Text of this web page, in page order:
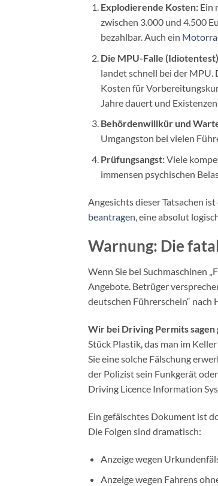
Explodierende Kosten:Ein
zwischen 3.000 und 4.500
bezahlbar. Auch ein
Die MPU-Falle
landet schnell bei der
Kosten für
Jahre dauert und
Behördenwillkür und
Umgangston bei vielen
Prüfungsangst:Viele
immensen psychischen
Angesichts dieser Tatsachen
beantragen , eine absolut
Warnung: Die
Wenn Sie bei Suchmaschinen
Angebote. Betrüger
deutschen Führerschein“ nach
Wir bei Driving Permits sagen
Stück Plastik, das man im
Sie eine solche Fälschung
der Polizist sein Funkgerät
Driving Licence Information
Ein gefälschtes Dokument ist
Die Folgen sind dramatisch:
Anzeige wegen
Anzeige wegen Fahrens